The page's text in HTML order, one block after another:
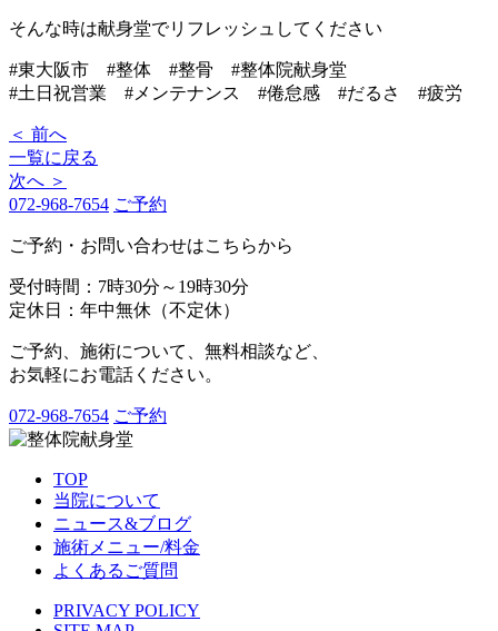
そんな時は献身堂でリフレッシュしてください
#東大阪市 #整体 #整骨 #整体院献身堂
#土日祝営業 #メンテナンス #倦怠感 #だるさ #疲労
＜ 前へ
一覧に戻る
次へ ＞
072-968-7654 ご予約
ご予約・お問い合わせはこちらから
受付時間：7時30分～19時30分
定休日：年中無休（不定休）
ご予約、施術について、無料相談など、
お気軽にお電話ください。
072-968-7654 ご予約
TOP
当院について
ニュース&ブログ
施術メニュー/料金
よくあるご質問
PRIVACY POLICY